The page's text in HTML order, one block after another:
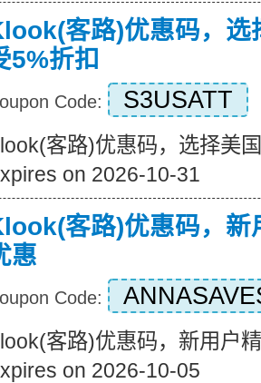
客路)优惠码，选
5%折扣
Code: S3USATT
客路)优惠码，选择美
on 2026-10-31
客路)优惠码，新
惠
Code:
客路)优惠码，新用户
on 2026-10-05